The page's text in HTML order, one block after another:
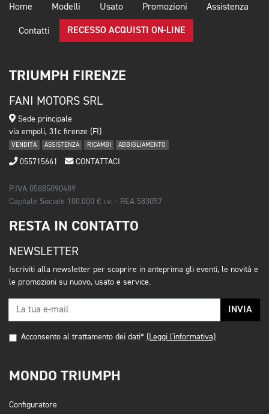
Home Modelli Usato Promozioni Assistenza
Contatti RECESSO ACQUISTI ON-LINE
TRIUMPH FIRENZE
FANI MOTORS SRL
Sede principale
via empoli, 31c firenze (FI)
VENDITA ASSISTENZA RICAMBI ABBIGLIAMENTO
055715661 CONTATTACI
P.IVA 05885090489
Capitale Sociale 100.000 € i.v. - REA 583057
RESTA IN CONTATTO
NEWSLETTER
Iscriviti alla newsletter per scoprire in anteprima gli eventi, le novità e
le promozioni su nuovo, usato e service.
INVIA
Acconsento al trattamento dei dati* (Leggi l'informativa)
MONDO TRIUMPH
Configuratore